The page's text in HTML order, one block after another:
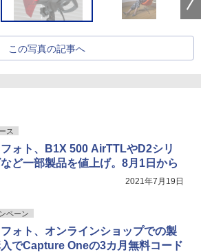
この写真の記事へ
ス
ォト、B1X 500 AirTTLやD2シリ
ど一部製品を値上げ。8月1日から
2021年7月19日
ペーン
ォト、オンラインショップでの製
でCapture Oneの3カ月無料コード